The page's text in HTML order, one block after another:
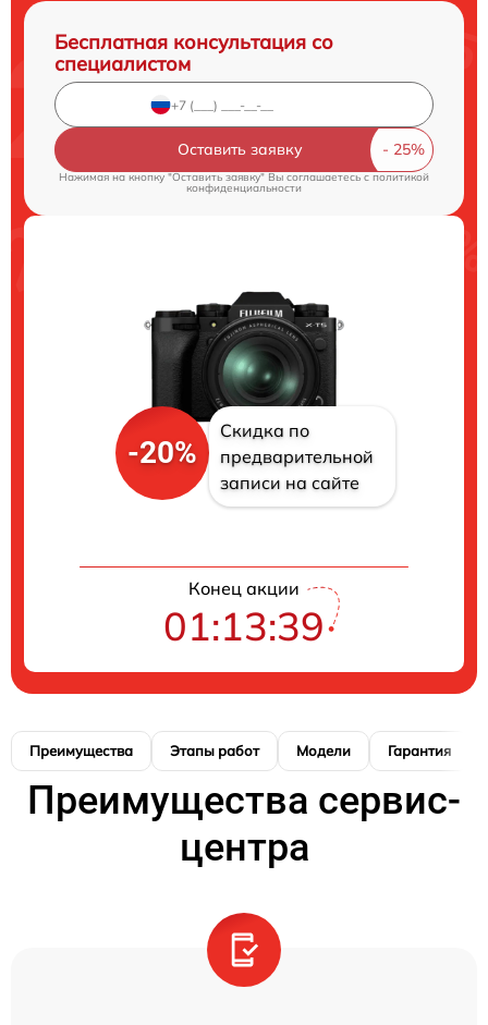
Бесплатная консультация со
специалистом
Оставить заявку
Нажимая на кнопку "Оставить заявку" Вы соглашаетесь c политикой
конфиденциальности
-20%
Скидка по
предварительной
записи на сайте
Конец акции
01:13:38
Преимущества Этапы работ Модели Гарантия
Преимущества сервис-
центра